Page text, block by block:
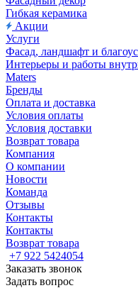
Гибкая керамика
Акции
Услуги
Фасад, ландшафт и
Интерьеры и работы
Maters
Бренды
Оплата и доставка
Условия оплаты
Условия доставки
Возврат товара
Компания
О компании
Новости
Команда
Отзывы
Контакты
Контакты
Возврат товара
+7 922 5424054
Заказать звонок
Задать вопрос